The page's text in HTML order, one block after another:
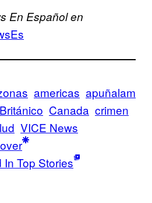
En Español en
americas apuñalam
Británico Canada crimen
VICE News
Top Stories